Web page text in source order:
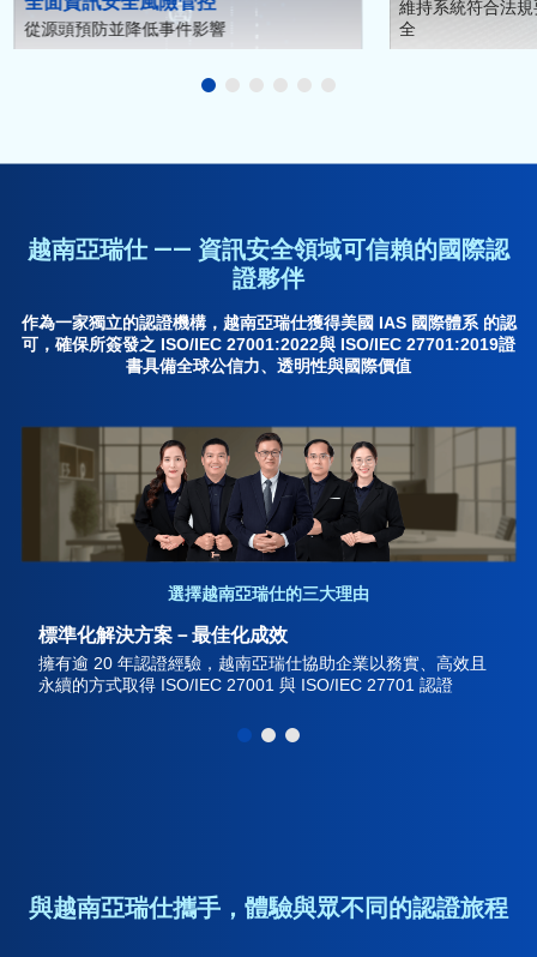
從源頭預防並降低事件影響
維持系統符合法
全
越南亞瑞仕 —— 資訊安全領域可信賴的國際認
證夥伴
作為一家獨立的認證機構，越南亞瑞仕獲得美國 IAS 國際體系 的認
可，確保所簽發之 ISO/IEC 27001:2022與 ISO/IEC 27701:2019證
書具備全球公信力、透明性與國際價值
選擇越南亞瑞仕的三大理由
標準化解決方案－最佳化成效
擁有逾 20 年認證經驗，越南亞瑞仕協助企業以務實、高效且
永續的方式取得 ISO/IEC 27001 與 ISO/IEC 27701 認證
與越南亞瑞仕攜手，體驗與眾不同的認證旅程